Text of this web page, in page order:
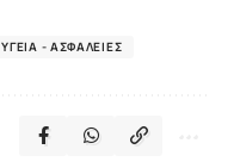
ΥΓΕΊΑ - ΑΣΦΆΛΕΙΕΣ